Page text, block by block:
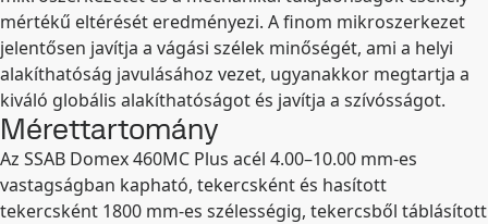
mértékű eltérését eredményezi. A finom mikroszerkezet
jelentősen javítja a vágási szélek minőségét, ami a helyi
alakíthatóság javulásához vezet, ugyanakkor megtartja a
kiváló globális alakíthatóságot és javítja a szívósságot.
Mérettartomány
Az SSAB Domex 460MC Plus acél 4.00–10.00 mm-es
vastagságban kapható, tekercsként és hasított
tekercsként 1800 mm-es szélességig, tekercsből táblásított